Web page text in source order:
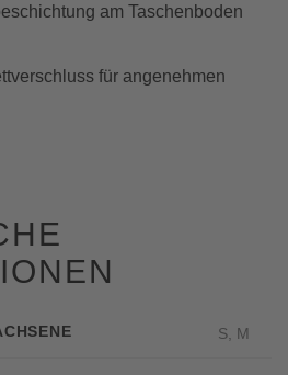
am Taschenboden
für angenehmen
S, M